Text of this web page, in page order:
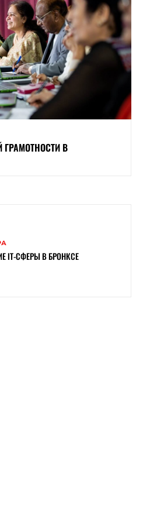
В
ІТ-СФЕРЫ В БРОНКСЕ